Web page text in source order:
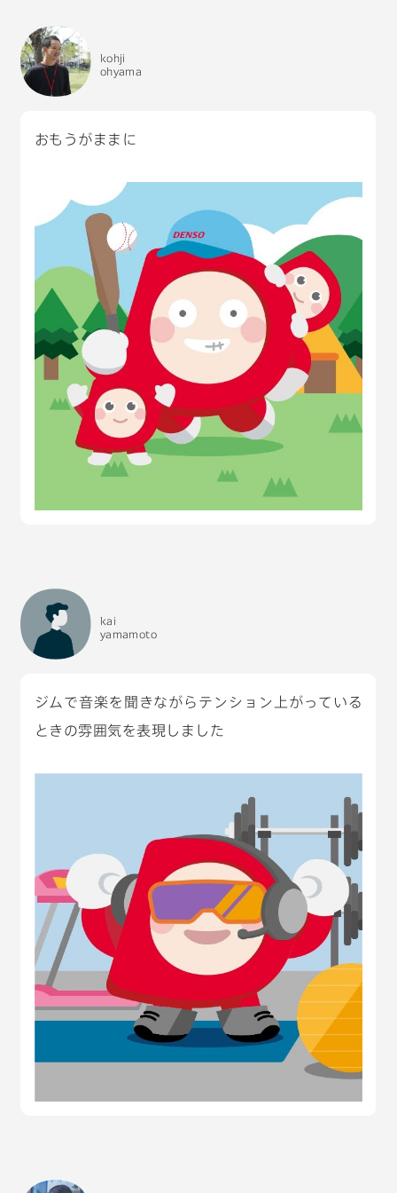
kohji
ohyama
おもうがままに
kai
yamamoto
ジムで音楽を聞きながらテンション上がっている
ときの雰囲気を表現しました